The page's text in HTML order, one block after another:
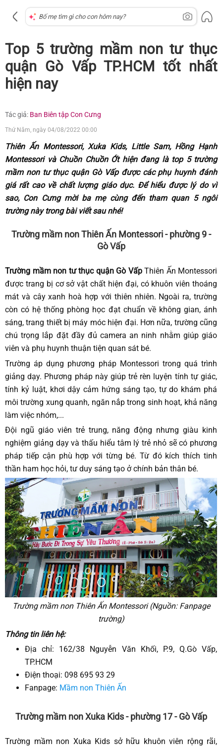
Top 5 trường mầm non tư thục
quận Gò Vấp TP.HCM tốt nhất
hiện nay
Tác giả: Ban Biên tập Con Cưng
Thứ Năm, ngày 04/08/2022 00:00
Thiên Ấn Montessori, Xuka Kids, Little Sam, Hồng Hạnh
Montessori và Chuồn Chuồn Ớt hiện đang là top 5 trường
mầm non tư thục quận Gò Vấp được các phụ huynh đánh
giá rất cao về chất lượng giáo dục. Để hiểu được lý do vì
sao, Con Cưng mời ba mẹ cùng đến tham quan 5 ngôi
trường này trong bài viết sau nhé!
Trường mầm non Thiên Ấn Montessori - phường 9 -
Gò Vấp
Trường mầm non tư thục quận Gò VấpThiên Ấn Montessori
được trang bị cơ sở vật chất hiện đại, có khuôn viên thoáng
mát và cây xanh hoà hợp với thiên nhiên. Ngoài ra, trường
còn có hệ thống phòng học đạt chuẩn về không gian, ánh
sáng, trang thiết bị máy móc hiện đại. Hơn nữa, trường cũng
chú trọng lắp đặt đầy đủ camera an ninh nhằm giúp giáo
viên và phụ huynh thuận tiện quan sát bé.
Trường áp dụng phương pháp Montessori trong quá trình
giảng dạy. Phương pháp này giúp trẻ rèn luyện tính tự giác,
tính kỷ luật, khơi dậy cảm hứng sáng tạo, tự do khám phá
môi trường xung quanh, ngăn nắp trong sinh hoạt, khả năng
làm việc nhóm,...
Đội ngũ giáo viên trẻ trung, năng động nhưng giàu kinh
nghiệm giảng dạy và thấu hiểu tâm lý trẻ nhỏ sẽ có phương
pháp tiếp cận phù hợp với từng bé. Từ đó kích thích tinh
thần ham học hỏi, tư duy sáng tạo ở chính bản thân bé.
Trường mầm non Thiên Ấn Montessori (Nguồn: Fanpage
trường)
Thông tin liên hệ:
Địa chỉ: 162/38 Nguyễn Văn Khối, P.9, Q.Gò Vấp,
TP.HCM
Điện thoại: 098 695 93 29
Fanpage: Mầm non Thiên Ấn
Trường mầm non Xuka Kids - phường 17 - Gò Vấp
Trường mầm non Xuka Kids sở hữu khuôn viên rộng rãi,